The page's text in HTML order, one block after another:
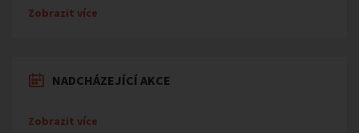
Zobrazit více
NADCHÁZEJÍCÍ AKCE
Zobrazit více